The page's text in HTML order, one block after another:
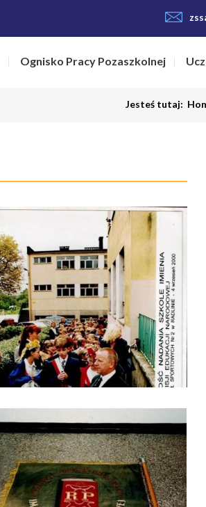
Ognisko Pracy Pozaszkolnej
Jesteś tutaj: